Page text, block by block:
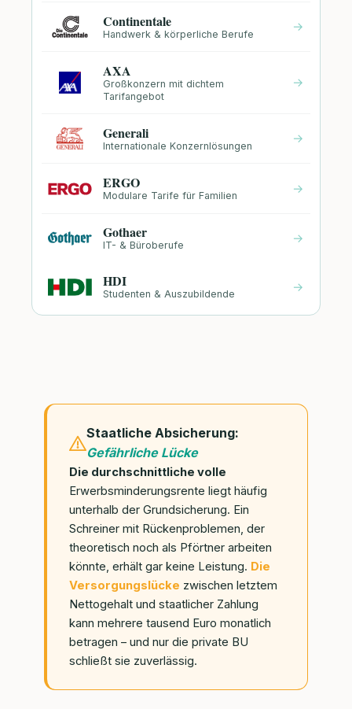
Continentale
Handwerk & körperliche Berufe →
AXA
Großkonzern mit dichtem
Tarifangebot
→
Generali
Internationale Konzernlösungen →
ERGO
Modulare Tarife für Familien →
Gothaer
IT- & Büroberufe →
HDI
Studenten & Auszubildende →
Staatliche Absicherung:
Gefährliche Lücke
Die durchschnittliche volle
Erwerbsminderungsrente liegt häufig
unterhalb der Grundsicherung. Ein
Schreiner mit Rückenproblemen, der
theoretisch noch als Pförtner arbeiten
könnte, erhält gar keine Leistung. Die
Versorgungslücke zwischen letztem
Nettogehalt und staatlicher Zahlung
kann mehrere tausend Euro monatlich
betragen – und nur die private BU
schließt sie zuverlässig.